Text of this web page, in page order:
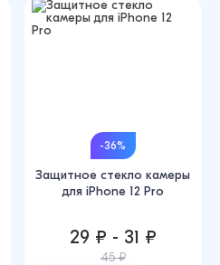
-36%
Защитное стекло камеры
для iPhone 12 Pro
29 ₽ - 31 ₽
45 ₽